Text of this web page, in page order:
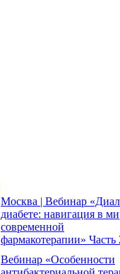
Москва | Вебинар
диабете: навигация в
современной
фармакотерапии» Часть
Вебинар «Особенности